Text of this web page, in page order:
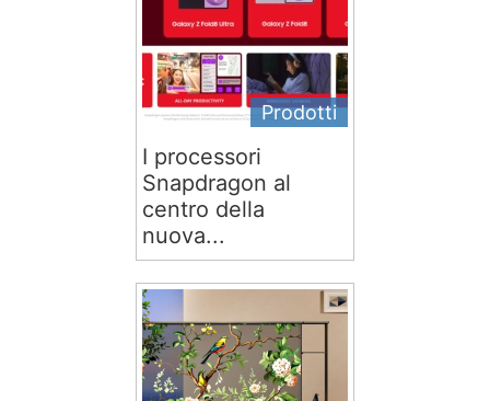
Prodotti
I processori
Snapdragon al
centro della
nuova...